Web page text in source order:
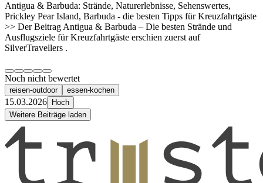
Antigua & Barbuda: Strände, Naturerlebnisse, Sehenswertes,
Prickley Pear Island, Barbuda - die besten Tipps für Kreuzfahrtgäste
>> Der Beitrag Antigua & Barbuda – Die besten Strände und
Ausflugsziele für Kreuzfahrtgäste erschien zuerst auf
SilverTravellers .
Noch nicht bewertet
reisen-outdoor essen-kochen
15.03.2026
Hoch
Weitere Beiträge laden